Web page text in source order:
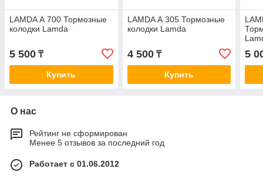
LAMDA А 700 Тормозные
колодки Lamda
5 500 ₸
Купить
LAMDA А 305 Тормозные
колодки Lamda
4 500₸
Купить
5
О нас
Рейтинг не сформирован
Менее 5 отзывов за последний год
Работает с 01.06.2012